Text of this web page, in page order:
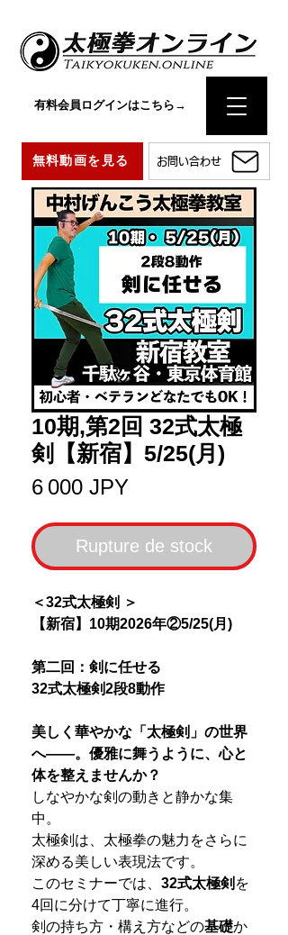
お問い合わせ
無料動画を見る
有料会員ログインはこちら→
10期,第2回 32式太極
剣【新宿】5/25(月)
6 000 JPYPrix
Rupture de stock
＜32式太極剣 ＞
【新宿】10期2026年②5/25(月)
第二回：剣に任せる
32式太極剣2段8動作
美しく華やかな「太極剣」の世界
へ――。優雅に舞うように、心と
体を整えませんか？
しなやかな剣の動きと静かな集
中。
太極剣は、太極拳の魅力をさらに
深める美しい表現法です。
このセミナーでは、 32式太極剣 を
4回に分けて丁寧に進行。
剣の持ち方・構え方などの基礎か